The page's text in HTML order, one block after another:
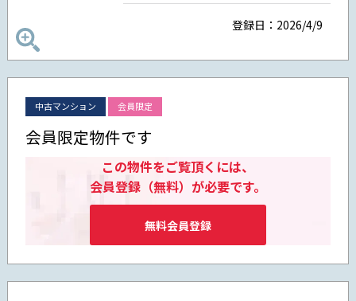
登録日：2026/4/9
中古マンション 会員限定
会員限定物件です
この物件をご覧頂くには、
会員登録（無料）が必要です。
無料会員登録